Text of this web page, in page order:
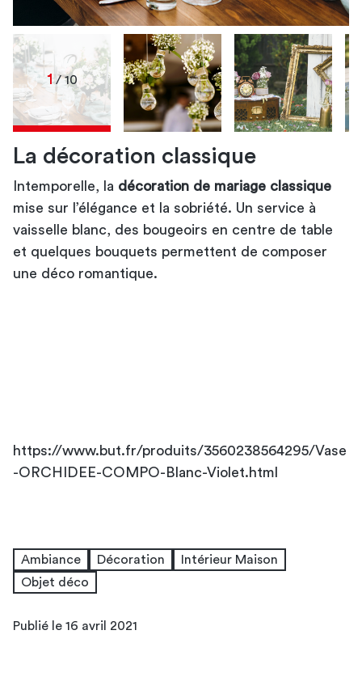
1/ 10
La décoration classique
Intemporelle, la décoration de mariage classique
mise sur l’élégance et la sobriété. Un service à
vaisselle blanc, des bougeoirs en centre de table
et quelques bouquets permettent de composer
une déco romantique.
table de réception
décoration de mariage
décoration de mariage
vintage
décoration de mariage bohème
décoration de mariage
décoration de
mariage champêtre
décoration de mariage
https://www.but.fr/produits/3560238564295/Vase
-ORCHIDEE-COMPO-Blanc-Violet.html
Ambiance Décoration
Intérieur Maison
Objet déco
Publié le 16 avril 2021